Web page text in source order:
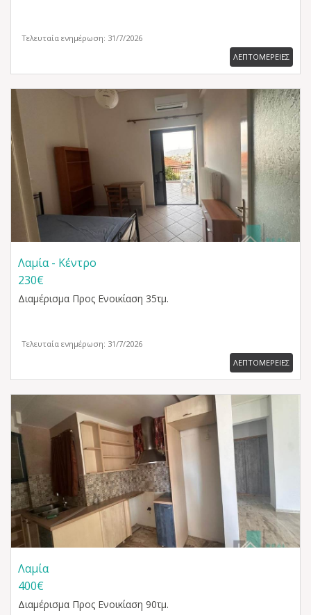
Τελευταία ενημέρωση: 31/7/2026
ΛΕΠΤΟΜΕΡΕΙΕΣ
Λαμία - Κέντρο
230€
Διαμέρισμα Προς Ενοικίαση 35τμ.
Τελευταία ενημέρωση: 31/7/2026
ΛΕΠΤΟΜΕΡΕΙΕΣ
Λαμία
400€
Διαμέρισμα Προς Ενοικίαση 90τμ.